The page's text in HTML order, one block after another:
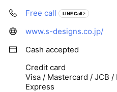
Free call
LINE Call
www.s-designs.co.jp/
Cash accepted
Credit card
Visa / Mastercard / JCB
Express